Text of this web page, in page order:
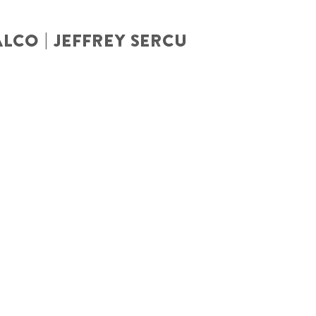
| JEFFREY SERCU